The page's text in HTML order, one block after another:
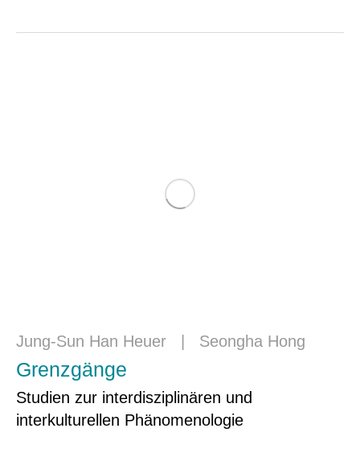
Jung-Sun Han Heuer Seongha Hong
Grenzgänge
Studien zur interdisziplinären und
interkulturellen Phänomenologie